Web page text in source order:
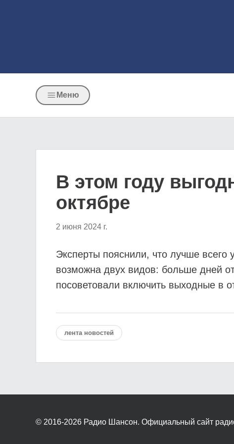
Меню
В этом году
октябре
2 июня 2024 г.
Эксперты пояснили, что лучше всего
возможна двух видов: больше дней
посоветовали включить выходные в
лента новостей
© 2016-2026 Радио Шансон. Официальный сайт